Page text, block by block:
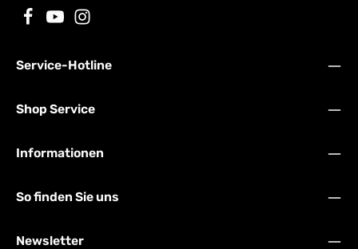
Service-Hotline
Shop Service
Informationen
So finden Sie uns
Newsletter